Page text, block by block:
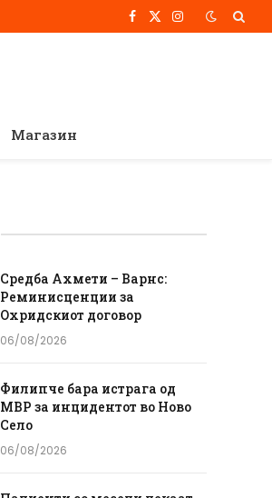
Facebook
X
Instagram
Магазин
Средба Ахмети – Варнс:
Реминисценции за
Охридскиот договор
06/08/2026
Филипче бара истрага од
МВР за инцидентот во Ново
Село
06/08/2026